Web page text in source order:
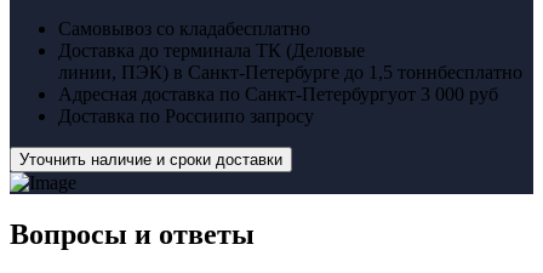
Самовывоз со кладабесплатно
Доставка до терминала ТК (Деловые
линии, ПЭК) в Санкт-Петербурге до 1,5 тоннбесплатно
Адресная доставка по Санкт-Петербургуот 3 000 руб
Доставка по Россиипо запросу
Уточнить наличие и сроки доставки
Вопросы и ответы